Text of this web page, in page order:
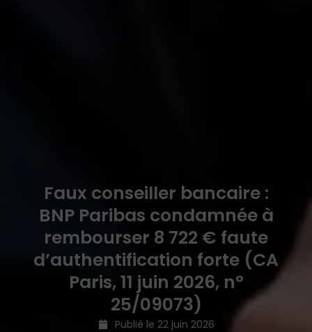
Faux conseiller bancaire :
BNP Paribas condamnée à
rembourser 8 722 € faute
d’authentification forte (CA
Paris, 11 juin 2026, n°
25/09073)
Publié le 22 juin 2026